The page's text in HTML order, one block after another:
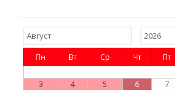
Пн Вт Ср Чт Пт
3
4 5 6 7